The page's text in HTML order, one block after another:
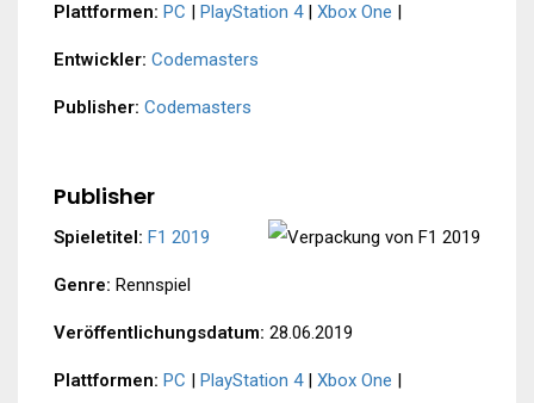
Plattformen: PC | PlayStation 4| Xbox One |
Entwickler: Codemasters
Publisher: Codemasters
Publisher
Spieletitel: F1 2019
Genre: Rennspiel
Veröffentlichungsdatum: 28.06.2019
Plattformen: PC | PlayStation 4| Xbox One |